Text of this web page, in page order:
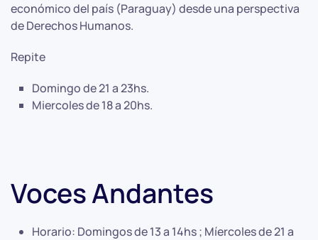
económico del país (Paraguay) desde una perspectiva
de Derechos Humanos.
Repite
Domingo de 21 a 23hs.
Miercoles de 18 a 20hs.
Voces Andantes
Horario: Domingos de 13 a 14hs ; Míercoles de 21 a